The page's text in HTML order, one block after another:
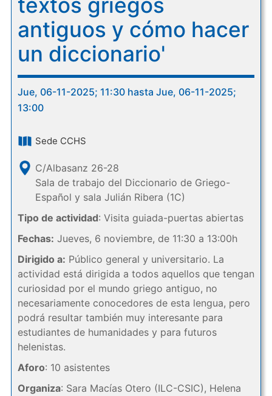
antiguos y cómo hacer
un diccionario'
Jue, 06-11-2025; 11:30 hasta Jue, 06-11-2025;
13:00
Sede CCHS
C/Albasanz 26-28
Sala de trabajo del Diccionario de Griego-
Español y sala Julián Ribera (1C)
Tipo de actividad: Visita guiada-puertas abiertas
Fechas: Jueves, 6 noviembre, de 11:30 a 13:00h
Dirigido a: Público general y universitario. La
actividad está dirigida a todos aquellos que tengan
curiosidad por el mundo griego antiguo, no
necesariamente conocedores de esta lengua, pero
podrá resultar también muy interesante para
estudiantes de humanidades y para futuros
helenistas.
Aforo: 10 asistentes
Organiza: Sara Macías Otero (ILC-CSIC), Helena